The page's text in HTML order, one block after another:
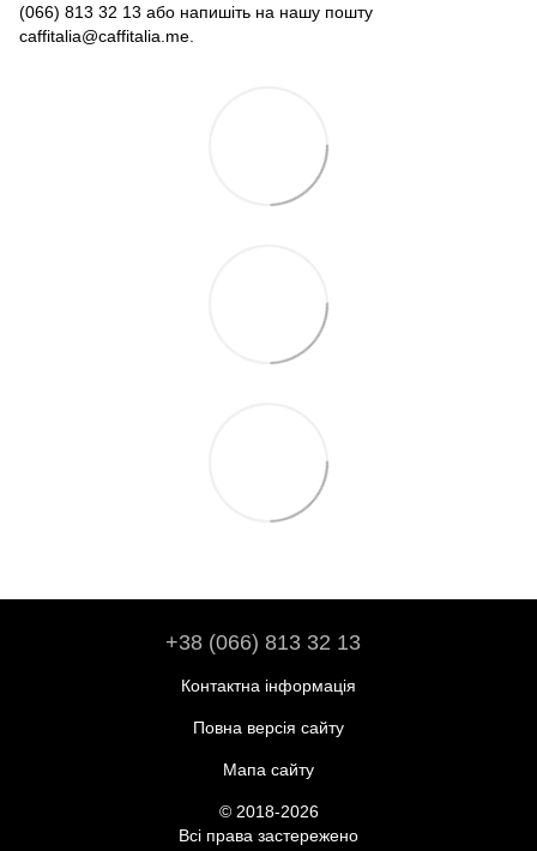
(066) 813 32 13 або напишіть на нашу пошту
caffitalia@caffitalia.me.
+38 (066) 813 32 13
Контактна інформація
Повна версія сайту
Мапа сайту
© 2018-2026
Всі права застережено